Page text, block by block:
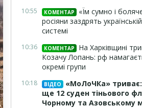
10:55 КОМЕНТАР
«Їм сумно і
росіяни заздрять
системі
10:36 КОМЕНТАР
На Харківщині
Козачу Лопань: рф
окремі групи
10:18 ВІДЕО
«МоЛоЧКа»
ще 12 суден тіньового
Чорному та Азовському